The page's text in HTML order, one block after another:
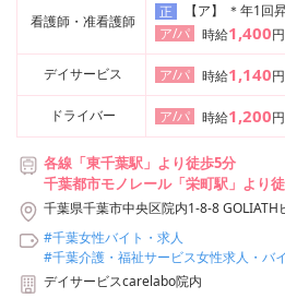
看護師・准看護師
正
【ア】 ＊年1
ア/パ
時給1,400
デイサービス ア/パ 時給1,140
ドライバー ア/パ 時給1,200
各線「東千葉駅」より徒歩5分
千葉都市モノレール「栄町駅」より
各線「千葉駅」より徒歩14分
千葉県千葉市中央区院内1-8-8 GOLIATH
#千葉女性バイト・求人
#千葉介護・福祉サービス女性求人・バ
デイサービスcarelabo院内